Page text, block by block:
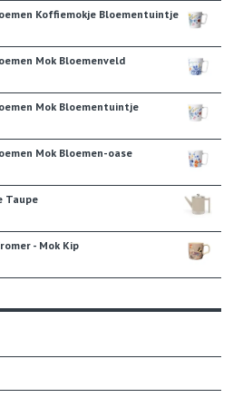
Koffiemokje Bloementuintje
Mok Bloemenveld
Mok Bloementuintje
Mok Bloemen-oase
Taupe
- Mok Kip